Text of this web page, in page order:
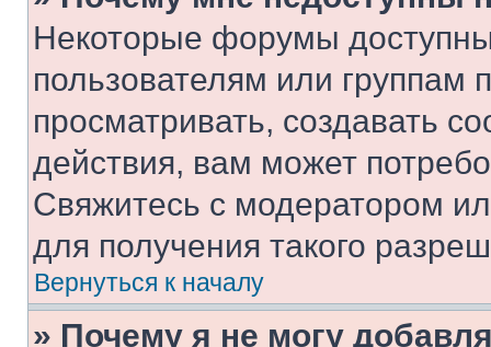
Некоторые форумы
пользователям или группам
просматривать, создавать
действия, вам может
Свяжитесь с модератором
для получения такого
Вернуться к началу
» Почему я не могу